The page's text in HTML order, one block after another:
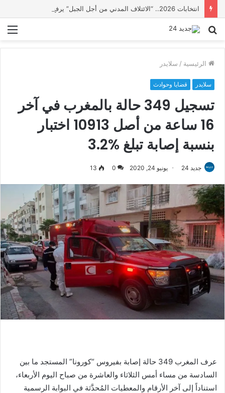
بحث
الرئيسية / سلايدر
سلايدر قضايا وحوادث
تسجيل 349 حالة بالمغرب في آخر
16 ساعة من أصل 10913 اختبار
بنسبة إصابة تبلغ %3.2
جديد 24 يونيو 24, 2020 0
13
عرف المغرب 349 حالة إصابة بفيروس “كورونا” المستجد ما بين
السادسة من مساء أمس الثلاثاء والعاشرة من صباح اليوم الأربعاء،
استناداً إلى آخر الأرقام والمعطيات المُحدَّثة في البوابة الرسمية